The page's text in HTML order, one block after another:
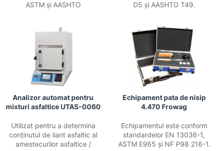
ASTM și AASHTO
D5 și AASHTO T49.
Analizor automat pentru
mixturi asfaltice UTAS-0060
Utilizat pentru a determina
conținutul de liant asfaltic al
amestecurilor asfaltice /
Echipament pata de nisip
4.470 Frowag
Echipamentul este conform
standardelor EN 13036-1,
ASTM E965 și NF P98 216-1.